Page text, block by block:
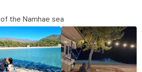
the Namhae sea